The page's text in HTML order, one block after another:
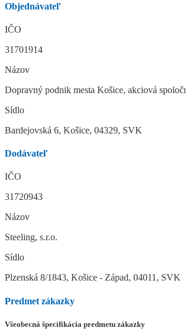
Objednávateľ
IČO
31701914
Názov
Dopravný podnik mesta Košice, akciová
Sídlo
Bardejovská 6, Košice, 04329, SVK
Dodávateľ
IČO
31720943
Názov
Steeling, s.r.o.
Sídlo
Plzenská 8/1843, Košice - Západ, 04011, SVK
Predmet zákazky
Všeobecná špecifikácia predmetu zákazky